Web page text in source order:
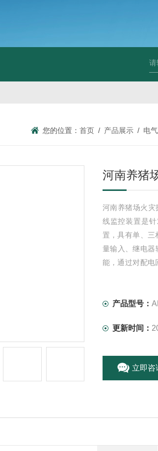
您的位置：首页 / 产品展示 / 电
河南养猪
河南养猪场火
线监控装置是
置，具有单、三
量输入、继电器
能，通过对配电
产品型号：
更新时间：
立即咨